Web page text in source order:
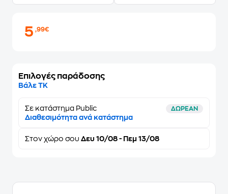
5,99€
Επιλογές παράδοσης
Βάλε ΤΚ
Σε κατάστημα Public ΔΩΡΕΑΝ
Διαθεσιμότητα ανά κατάστημα
Στον χώρο σου Δευ 10/08 - Πεμ 13/08